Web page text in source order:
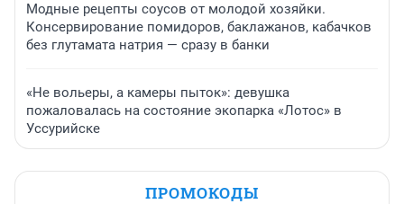
Модные рецепты соусов от молодой хозяйки.
Консервирование помидоров, баклажанов, кабачков
без глутамата натрия — сразу в банки
«Не вольеры, а камеры пыток»: девушка
пожаловалась на состояние экопарка «Лотос» в
Уссурийске
ПРОМОКОДЫ